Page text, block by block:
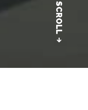
SCROLL